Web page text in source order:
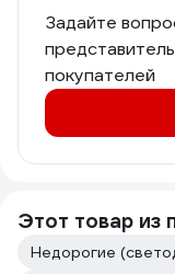
Задайте
покупателей
Этот товар из
Недорогие